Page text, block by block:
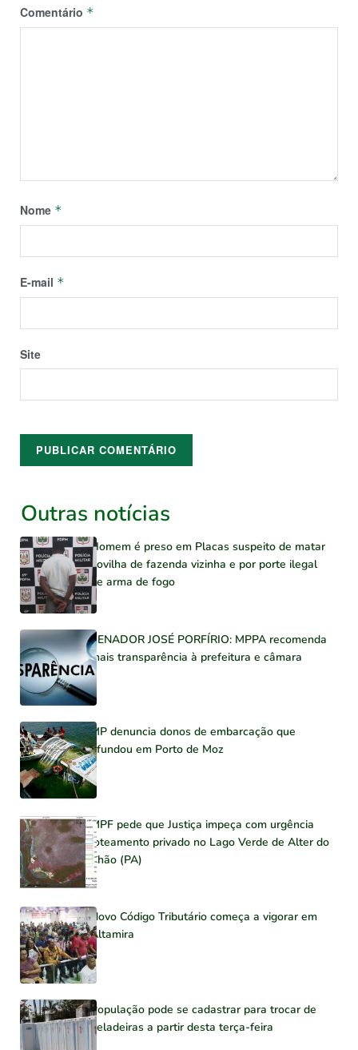
Comentário *
Nome *
E-mail *
Site
Outras notícias
Homem é preso em Placas suspeito de matar
novilha de fazenda vizinha e por porte ilegal
de arma de fogo
SENADOR JOSÉ PORFÍRIO: MPPA recomenda
mais transparência à prefeitura e câmara
MP denuncia donos de embarcação que
afundou em Porto de Moz
MPF pede que Justiça impeça com urgência
loteamento privado no Lago Verde de Alter do
Chão (PA)
Novo Código Tributário começa a vigorar em
Altamira
População pode se cadastrar para trocar de
geladeiras a partir desta terça-feira